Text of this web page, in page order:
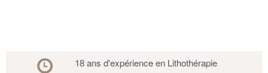
18 ans d'expérience en Lithothérapie